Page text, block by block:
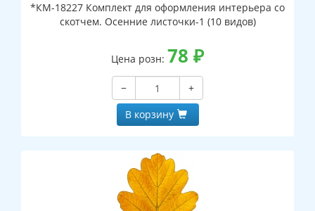
*КМ-18227 Комплект для оформления интерьера со
скотчем. Осенние листочки-1 (10 видов)
Цена розн: 78 ₽
−
+
В корзину